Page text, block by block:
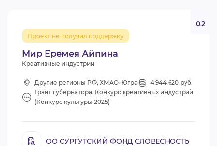
Мир Еремея Айпина
Проект не получил поддержку
0.2
Креативные индустрии
Другие регионы РФ, ХМАО-Югра
4 944 620 руб.
Грант губернатора. Конкурс креативных индустрий
(Конкурс культуры 2025)
ОО СУРГУТСКИЙ ФОНД СЛОВЕСНОСТЬ